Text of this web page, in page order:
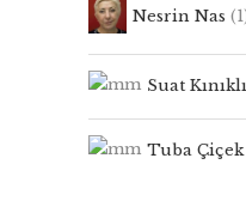
Nesrin Nas
Suat
Tuba Çiçek